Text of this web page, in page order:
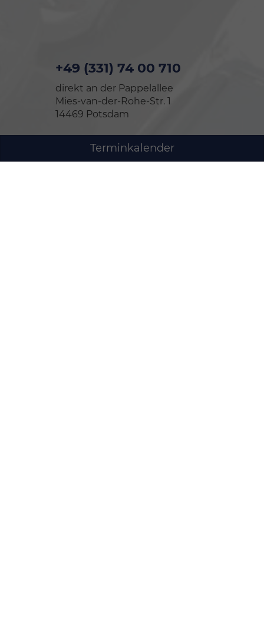
Terminkalender
+49 (331) 74 00 710
direkt an der Pappelallee
Mies-van-der-Rohe-Str. 1
14469 Potsdam
Öffnungszeiten Verkauf